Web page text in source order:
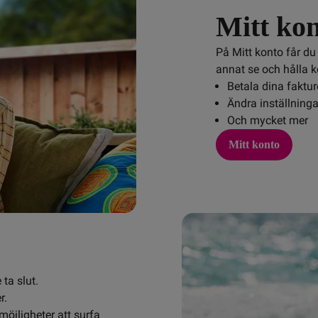
Mitt
På Mitt konto får
annat se och hålla
Betala dina
Ändra
Och mycket mer
Mitt konto
ta slut.
att surfa